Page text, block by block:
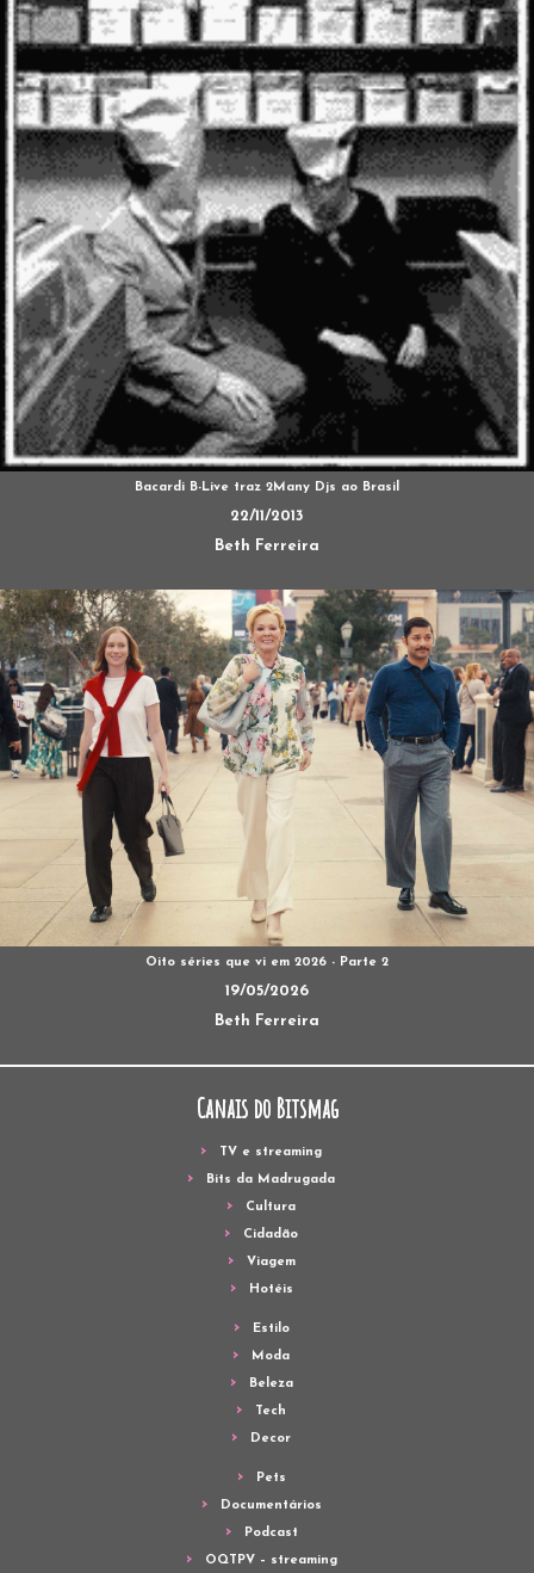
Bacardi B-Live traz 2Many Djs ao Brasil
22/11/2013
Beth Ferreira
Oito séries que vi em 2026 - Parte 2
19/05/2026
Beth Ferreira
Canais do Bitsmag
TV e streaming
Bits da Madrugada
Cultura
Cidadão
Viagem
Hotéis
Estilo
Moda
Beleza
Tech
Decor
Pets
Documentários
Podcast
OQTPV – streaming